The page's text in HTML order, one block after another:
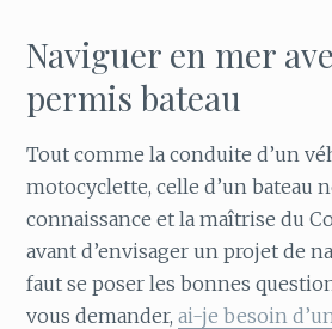
Naviguer en mer
permis bateau
Tout comme la conduite d’un
motocyclette, celle d’un bateau
connaissance et la maîtrise du
avant d’envisager un projet de
faut se poser les bonnes
vous demander,ai-je besoin